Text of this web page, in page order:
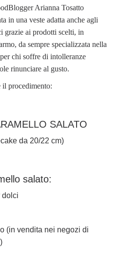
Arianna Tosatto
in una veste adatta anche agli
grazie ai prodotti scelti, in
da sempre specializzata nella
chi soffre di intolleranze
rinunciare al gusto.
il procedimento:
SALATO
da 20/22 cm)
salato:
dolci
(in vendita nei negozi di